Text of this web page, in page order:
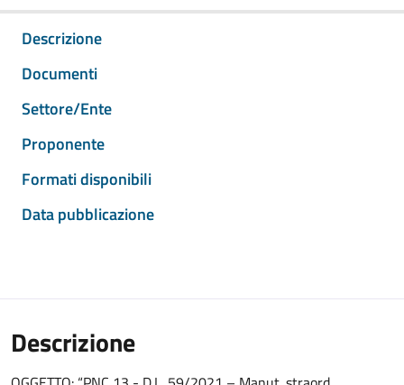
Descrizione
Documenti
Settore/Ente
Proponente
Formati disponibili
Data pubblicazione
Descrizione